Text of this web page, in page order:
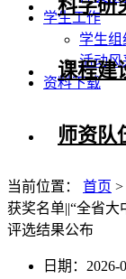
学生工作
学生组
活动风
资料下载
科学研
课程建
师资队
当前位置： 首页 >
获奖名单||“全省
评选结果公布
日期：2026-